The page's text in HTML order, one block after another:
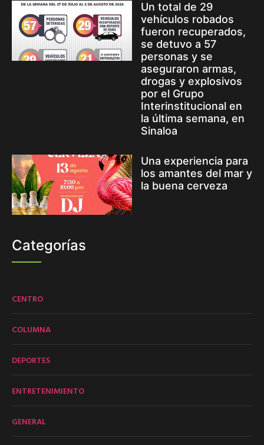
Un total de 29
vehículos robados
fueron recuperados,
se detuvo a 57
personas y se
aseguraron armas,
drogas y explosivos
por el Grupo
Interinstitucional en
la última semana, en
Sinaloa
Una experiencia para
los amantes del mar y
la buena cerveza
Categorías
CENTRO
COLUMNA
DEPORTES
ENTRETENIMIENTO
GENERAL